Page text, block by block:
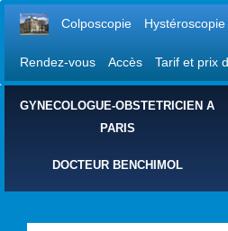
Colposcopie
Rendez-vous Accès Tarif et prix
GYNECOLOGUE-OBSTETRICIEN A
PARIS
DOCTEUR BENCHIMOL